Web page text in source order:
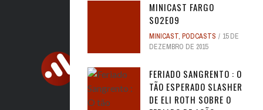
MINICAST FARGO
S02E09
MINICAST, PODCASTS
15 DE
DEZEMBRO DE 2015
FERIADO SANGRENTO : O
TÃO ESPERADO SLASHER
DE ELI ROTH SOBRE O